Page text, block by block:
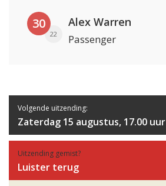
30
22
Alex Warren
Passenger
Volgende uitzending:
Zaterdag 15 augustus, 17.00 uur
Uitzending gemist?
Luister terug